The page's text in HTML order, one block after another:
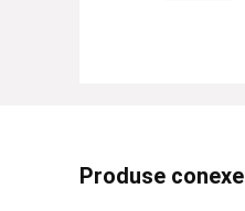
Produse conexe